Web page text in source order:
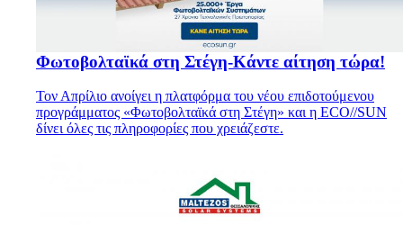
Φωτοβολταϊκά στη Στέγη-Κάντε αίτηση τώρα!
Τον Απρίλιο ανοίγει η πλατφόρμα του νέου επιδοτούμενου
προγράμματος «Φωτοβολταϊκά στη Στέγη» και η ECO//SUN
δίνει όλες τις πληροφορίες που χρειάζεστε.